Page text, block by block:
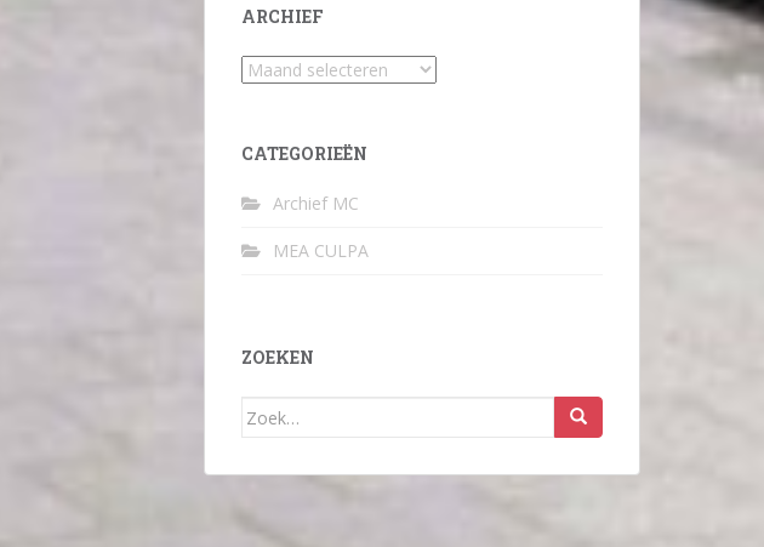
ARCHIEF
Archief
CATEGORIEËN
Archief MC
MEA CULPA
ZOEKEN
Zoek